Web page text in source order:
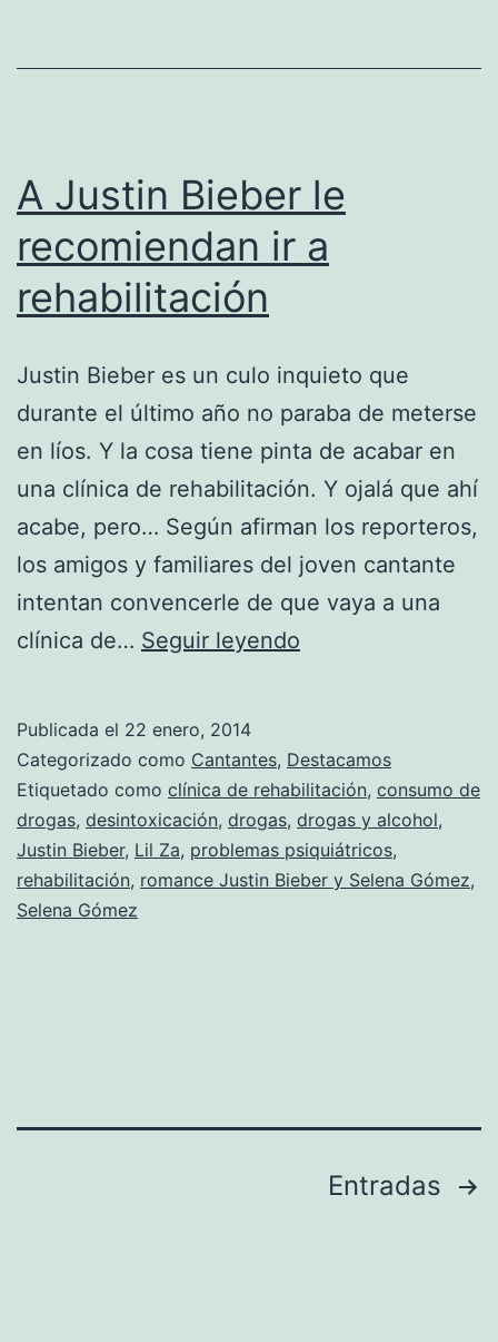
A Justin Bieber le
recomiendan ir a
rehabilitación
Justin Bieber es un culo inquieto que
durante el último año no paraba de meterse
en líos. Y la cosa tiene pinta de acabar en
una clínica de rehabilitación. Y ojalá que ahí
acabe, pero… Según afirman los reporteros,
los amigos y familiares del joven cantante
intentan convencerle de que vaya a una
clínica de… Seguir leyendo
le
recomiendan
ir
a
Publicada el 22 enero, 2014
Categorizado como Cantantes, Destacamos
Etiquetado como clínica de rehabilitación, consumo de
drogas, desintoxicación, drogas, drogas y alcohol,
Justin Bieber, Lil Za, problemas psiquiátricos,
rehabilitación, romance Justin Bieber y Selena Gómez,
Selena Gómez
Entradas